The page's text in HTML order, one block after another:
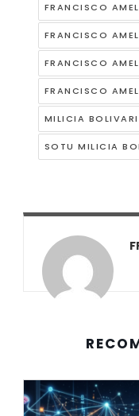
FRANCISCO
FRANCISCO
FRANCISCO
FRANCISCO
MILICIA
SOTU MILICIA